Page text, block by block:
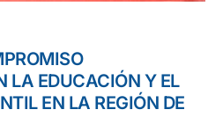
LA EDUCACIÓN Y EL
EN LA REGIÓN DE